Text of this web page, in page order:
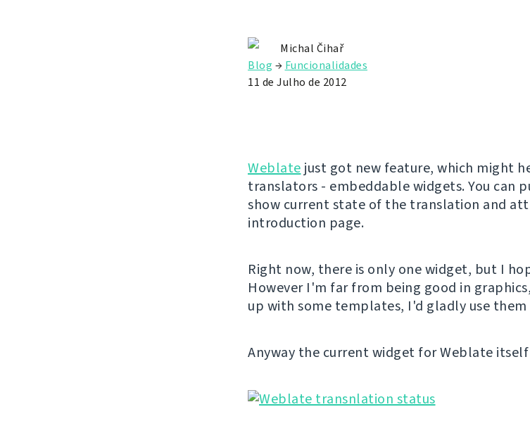
Michal Čihař
Blog → Funcionalidades
11 de Julho de 2012
Weblate just got new feature, which might
translators - embeddable widgets. You can
show current state of the translation and
introduction page.
Right now, there is only one widget, but I
However I'm far from being good in
up with some templates, I'd gladly use them
Anyway the current widget for Weblate